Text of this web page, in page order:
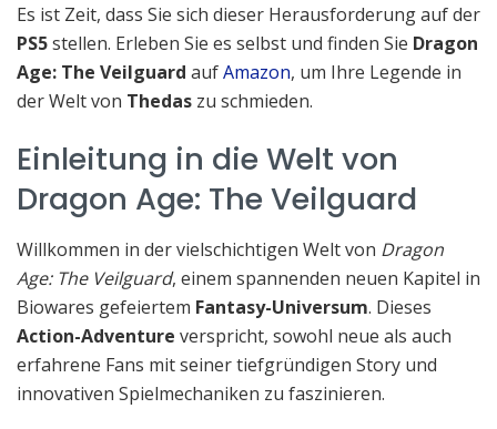
Es ist Zeit, dass Sie sich dieser Herausforderung auf der
PS5stellen. Erleben Sie es selbst und finden Sie Dragon
Age: The Veilguard aufAmazon, um Ihre Legende in
der Welt von Thedas zu schmieden.
Einleitung in die Welt von
Dragon Age: The Veilguard
Willkommen in der vielschichtigen Welt von Dragon
Age: The Veilguard, einem spannenden neuen Kapitel in
Biowares gefeiertem Fantasy-Universum. Dieses
Action-Adventure verspricht, sowohl neue als auch
erfahrene Fans mit seiner tiefgründigen Story und
innovativen Spielmechaniken zu faszinieren.